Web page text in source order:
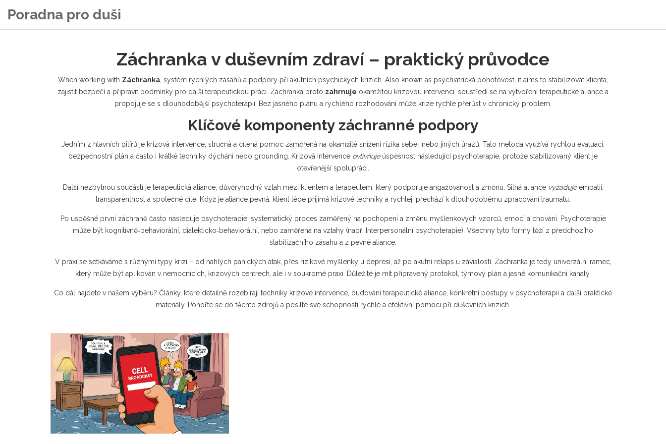
Poradna pro duši
Záchranka v duševním zdraví – praktický průvodce
When working with Záchranka systém rychlých zásahů a podpory při akutních psychických krizích . Also known as psychiatrická pohotovost , it aims to stabilizovat klienta,
zajistit bezpečí a připravit podmínky pro další terapeutickou práci. Záchranka proto zahrnuje okamžitou krizovou intervenci, soustředí se na vytvoření terapeutické aliance a
propojuje se s dlouhodobější psychoterapií. Bez jasného plánu a rychlého rozhodování může krize rychle přerůst v chronický problém.
Klíčové komponenty záchranné podpory
Jedním z hlavních pilířů je krizová intervence stručná a cílená pomoc zaměřená na okamžité snížení rizika sebe‑ nebo jiných úrazů . Tato metoda využívá rychlou evaluaci,
bezpečnostní plán a často i krátké techniky dýchání nebo grounding. Krizová intervence ovlivňujeúspěšnost následující psychoterapie, protože stabilizovaný klient je
otevřenější spolupráci.
Další nezbytnou součástí je terapeutická aliance, důvěryhodný vztah mezi klientem a terapeutem, který podporuje angažovanost a změnu . Silná aliance vyžadujeempatii,
transparentnost a společné cíle. Když je aliance pevná, klient lépe přijímá krizové techniky a rychleji přechází k dlouhodobému zpracování traumatu.
Po úspěšné první záchraně často následuje psychoterapie, systematický proces zaměřený na pochopení a změnu myšlenkových vzorců, emocí a chování. Psychoterapie
může být kognitivně‑behaviorální, dialekticko‑behaviorální, nebo zaměřená na vztahy (např. Interpersonální psychoterapie). Všechny tyto formy těží z předchozího
stabilizačního zásahu a z pevné aliance.
V praxi se setkáváme s různými typy krizí – od náhlých panických atak, přes rizikové myšlenky u depresí, až po akutní relaps u závislostí. Záchranka je tedy univerzální rámec,
který může být aplikován v nemocnicích, krizových centrech, ale i v soukromé praxi. Důležité je mít připravený protokol, týmový plán a jasné komunikační kanály.
Co dál najdete v našem výběru? Články, které detailně rozebírají techniky krizové intervence, budování terapeutické aliance, konkrétní postupy v psychoterapii a další praktické
materiály. Ponořte se do těchto zdrojů a posilte své schopnosti rychlé a efektivní pomoci při duševních krizích.